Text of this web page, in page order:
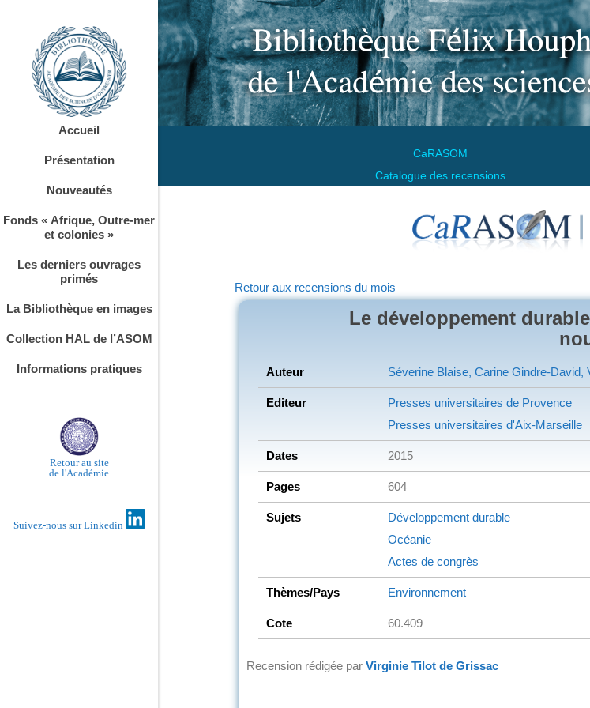
CaRASOM
Catalogue des recensions
Accueil
Présentation
Nouveautés
Fonds « Afrique, Outre-mer
et colonies »
Les derniers ouvrages
primés
La Bibliothèque en images
Collection HAL de l’ASOM
Informations pratiques
Retour au site
de l'Académie
Suivez-nous sur Linkedin
Retour aux recensions du mois
Le développement
Auteur Séverine Blaise, Carine Gindre-David,
Editeur
Presses universitaires de Provence
Presses universitaires d'Aix-Marseille
Dates 2015
Pages 604
Sujets
Développement durable
Océanie
Actes de congrès
Thèmes/Pays Environnement
Cote 60.409
Recension rédigée par Virginie Tilot de Grissac